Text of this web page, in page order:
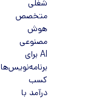
شغلی
متخصص
هوش
مصنوعی
AI برای
برنامه‌نویس‌ها
کسب
درآمد با